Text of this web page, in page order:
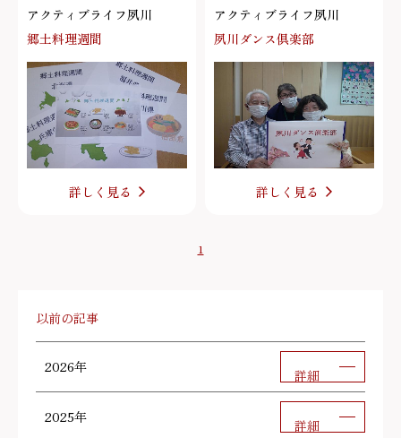
アクティブライフ夙川
郷土料理週間
詳しく見る
アクティブライフ夙川
夙川ダンス倶楽部
詳しく見る
1
以前の記事
2026年 詳細
2025年 詳細